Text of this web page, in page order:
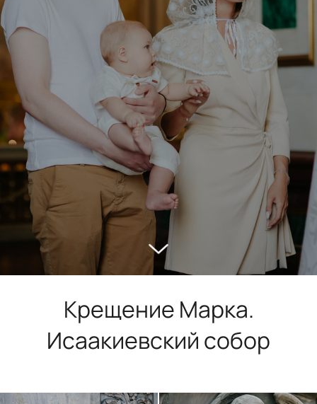
Крещение Марка.
Исаакиевский собор